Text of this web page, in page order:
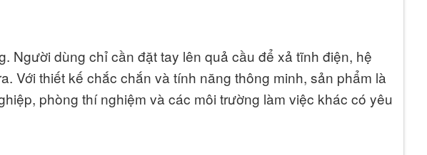
Người dùng chỉ cần đặt tay lên quả cầu để xả tĩnh điện, hệ
Với thiết kế chắc chắn và tính năng thông minh, sản phẩm là
phòng thí nghiệm và các môi trường làm việc khác có yêu